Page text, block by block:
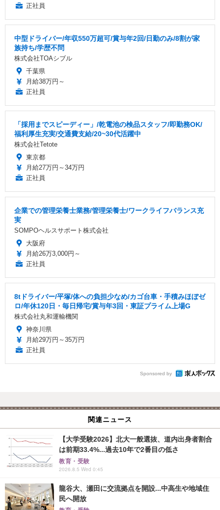
正社員
中型ドライバー/年収550万超可/賞与年2回/日勤のみ/8割が家
族持ち/学歴不問
株式会社TOAシブル
千葉県
月給38万円～
正社員
「採用までスピーディー」/乾電池の検品スタッフ/即勤務OK/
福利厚生充実/交通費支給/20~30代活躍中
株式会社Tetote
東京都
月給27万円～34万円
正社員
企業での管理栄養士業務/管理栄養士/ワークライフバランス充
実
SOMPOヘルスサポート株式会社
大阪府
月給26万3,000円～
正社員
8tドライバー/平塚/体への負担少なめ/カゴ台車・手積みほぼゼ
ロ/年休120日・毎日帰宅/賞与年3回・東証プライム上場G
株式会社丸和運輸機関
神奈川県
月給29万円～35万円
正社員
Sponsored by
関連ニュース
【大学受験2026】北大一般選抜、道内出身者割合
は前期33.4%...過去10年で2番目の低さ
教育・受験
2026.8.5 Wed 0:45
龍谷大、瀬田に交流拠点を開設...中高生や地域住
民へ開放